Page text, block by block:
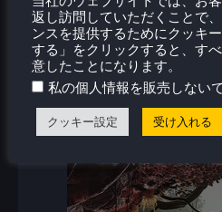
新着レビュー
返し訪問していただくことで
ンスを提供するためにクッキ
する」をクリックすると、す
意したことになります。
私の個人情報を販売しない
クッキー設定 受け入れる